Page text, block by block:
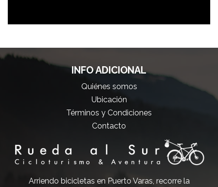
INFO ADICIONAL
Quiénes somos
Ubicación
Términos y Condiciones
Contacto
Arriendo bicicletas en Puerto Varas, recorre la